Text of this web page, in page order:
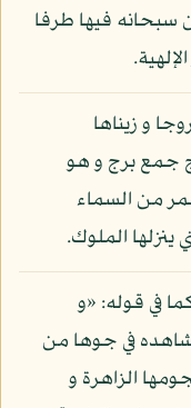
فيها طرفا
و زيناها
جمع برج و هو
من السماء
الملوك.
في قوله: «و
في جوها من
الزاهرة و